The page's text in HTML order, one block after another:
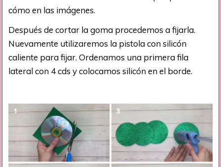
cómo en las imágenes.
Después de cortar la goma procedemos a fijarla.
Nuevamente utilizaremos la pistola con silicón
caliente para fijar. Ordenamos una primera fila
lateral con 4 cds y colocamos silicón en el borde.